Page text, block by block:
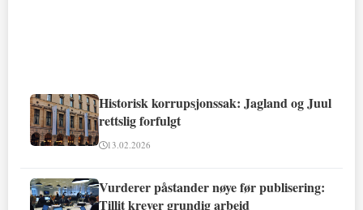
Historisk korrupsjonssak: Jagland og Juul
rettslig forfulgt
13.02.2026
Vurderer påstander nøye før publisering:
Tillit krever grundig arbeid